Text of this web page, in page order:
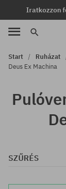
Iratkozzon
Start Ruházat
Deus Ex Machina
SZŰRÉS